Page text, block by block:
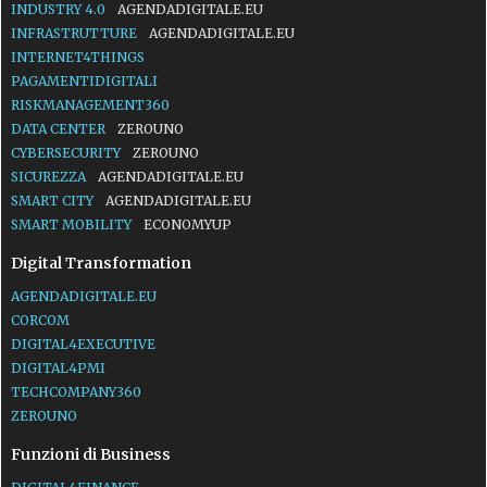
INDUSTRY 4.0
AGENDADIGITALE.EU
INFRASTRUTTURE
AGENDADIGITALE.EU
INTERNET4THINGS
PAGAMENTIDIGITALI
RISKMANAGEMENT360
DATA CENTER
ZEROUNO
CYBERSECURITY
ZEROUNO
SICUREZZA
AGENDADIGITALE.EU
SMART CITY
AGENDADIGITALE.EU
SMART MOBILITY
ECONOMYUP
Digital Transformation
AGENDADIGITALE.EU
CORCOM
DIGITAL4EXECUTIVE
DIGITAL4PMI
TECHCOMPANY360
ZEROUNO
Funzioni di Business